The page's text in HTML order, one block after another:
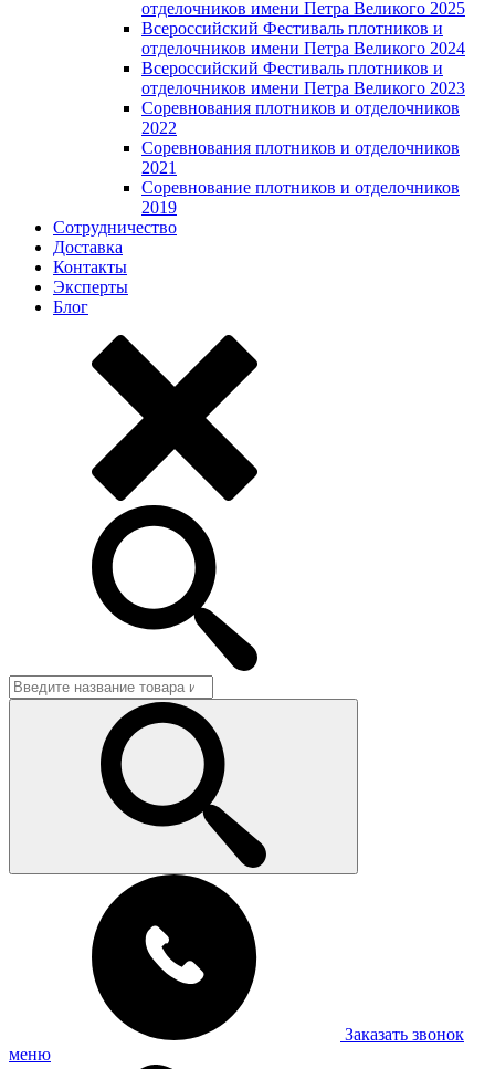
отделочников имени Петра Великого 2025
Всероссийский Фестиваль плотников и
отделочников имени Петра Великого 2024
Всероссийский Фестиваль плотников и
отделочников имени Петра Великого 2023
Соревнования плотников и отделочников
2022
Соревнования плотников и отделочников
2021
Соревнование плотников и отделочников
2019
Сотрудничество
Доставка
Контакты
Эксперты
Блог
Заказать звонок
меню